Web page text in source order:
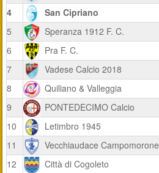
4
San Cipriano
5
Speranza 1912 F. C.
6
Pra F. C.
7
Vadese Calcio 2018
8
Quiliano & Valleggia
9
PONTEDECIMO Calcio
10
Letimbro 1945
11
Vecchiaudace Campomorone
12
Città di Cogoleto